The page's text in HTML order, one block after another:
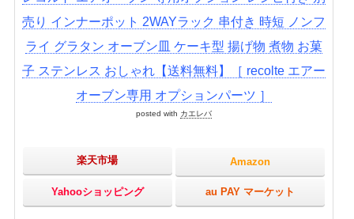
売り インナーポット 2WAYラック 串付き 時短 ノンフ
ライ グラタン オーブン皿 ケーキ型 揚げ物 煮物 お菓
子 ステンレス おしゃれ【送料無料】［ recolte エアー
オーブン専用 オプションパーツ ］
posted with カエレバ
楽天市場 Amazon
Yahooショッピング au PAY マーケット